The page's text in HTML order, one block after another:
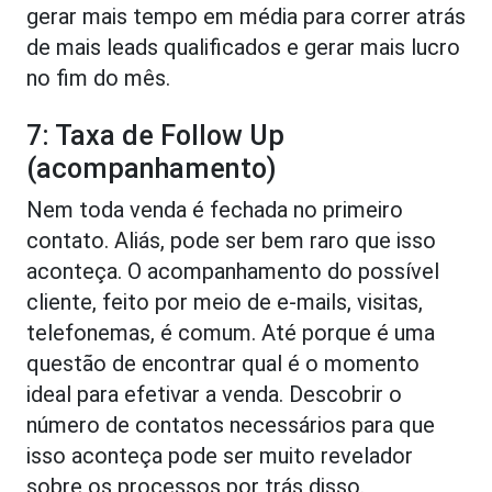
gerar mais tempo em média para correr atrás
de mais leads qualificados e gerar mais lucro
no fim do mês.
7: Taxa de Follow Up
(acompanhamento)
Nem toda venda é fechada no primeiro
contato. Aliás, pode ser bem raro que isso
aconteça. O acompanhamento do possível
cliente, feito por meio de e-mails, visitas,
telefonemas, é comum. Até porque é uma
questão de encontrar qual é o momento
ideal para efetivar a venda. Descobrir o
número de contatos necessários para que
isso aconteça pode ser muito revelador
sobre os processos por trás disso.